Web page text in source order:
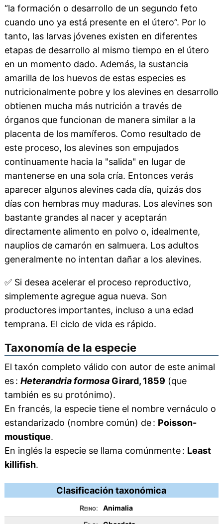
“la formación o desarrollo de un segundo feto
cuando uno ya está presente en el útero”. Por lo
tanto, las larvas jóvenes existen en diferentes
etapas de desarrollo al mismo tiempo en el útero
en un momento dado. Además, la sustancia
amarilla de los huevos de estas especies es
nutricionalmente pobre y los alevines en desarrollo
obtienen mucha más nutrición a través de
órganos que funcionan de manera similar a la
placenta de los mamíferos. Como resultado de
este proceso, los alevines son empujados
continuamente hacia la "salida" en lugar de
mantenerse en una sola cría. Entonces verás
aparecer algunos alevines cada día, quizás dos
días con hembras muy maduras. Los alevines son
bastante grandes al nacer y aceptarán
directamente alimento en polvo o, idealmente,
nauplios de camarón en salmuera. Los adultos
generalmente no intentan dañar a los alevines.
✅Si desea acelerar el proceso reproductivo,
simplemente agregue agua nueva. Son
productores importantes, incluso a una edad
temprana. El ciclo de vida es rápido.
Taxonomía de la especie
El taxón completo válido con autor de este animal
es : Heterandria formosaGirard, 1859 (que
también es su protónimo).
En francés, la especie tiene el nombre vernáculo o
estandarizado (nombre común) de : Poisson-
moustique.
En inglés la especie se llama comúnmente : Least
killifish.
Clasificación taxonómica
Reino:
Animalia